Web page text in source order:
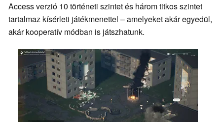
Access verzió 10 történeti szintet és három titkos szintet
tartalmaz kísérleti játékmenettel – amelyeket akár egyedül,
akár kooperatív módban is játszhatunk.